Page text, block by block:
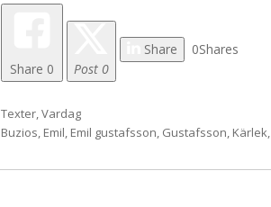
Share 0 Post 0
Share 0Shares
Texter,Vardag
Buzios, Emil, Emil gustafsson, Gustafsson, Kärlek,